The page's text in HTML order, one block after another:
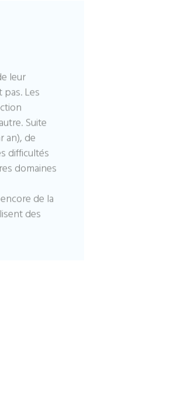
leur
Les
Suite
an), de
difficultés
domaines
de la
des